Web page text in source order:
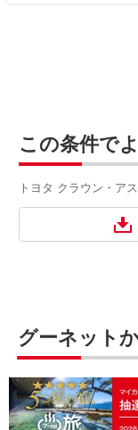
この条件で
トヨタ クラウン・ア
グーネット